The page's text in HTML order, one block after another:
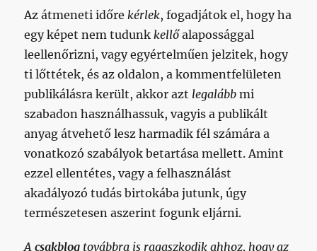
Az átmeneti időrekérlek, fogadjátok el, hogy ha
egy képet nem tudunkkellőalapossággal
leellenőrizni, vagy egyértelműen jelzitek, hogy
ti lőttétek, és az oldalon, a kommentfelületen
publikálásra került, akkor azt legalább mi
szabadon használhassuk, vagyis a publikált
anyag átvehető lesz harmadik fél számára a
vonatkozó szabályok betartása mellett. Amint
ezzel ellentétes, vagy a felhasználást
akadályozó tudás birtokába jutunk, úgy
természetesen aszerint fogunk eljárni.
Acsakblog továbbra is ragaszkodik ahhoz, hogy az